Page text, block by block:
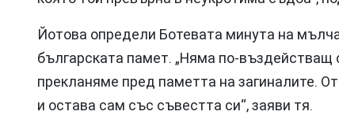
Йотова определи Ботевата минута на
българската памет. „Няма по-
прекланяме пред паметта на загиналите.
и остава сам със съвестта си“, заяви тя.